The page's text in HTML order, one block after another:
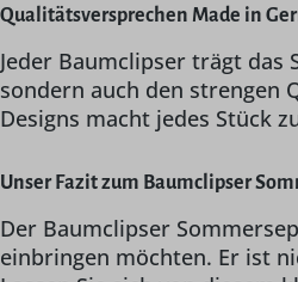
Qualitätsversprechen Made in
Jeder Baumclipser trägt
sondern auch den strengen
Designs macht jedes Stück
Unser Fazit zum Baumclipser
Der Baumclipser
einbringen möchten. Er ist